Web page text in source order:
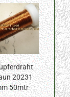
20231
50mtr